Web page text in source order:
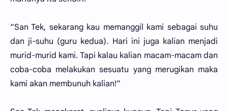
“San Tek, sekarang kau memanggil kami sebagai suhu
dan ji-suhu (guru kedua). Hari ini juga kalian menjadi
murid-murid kami. Tapi kalau kalian macam-macam dan
coba-coba melakukan sesuatu yang merugikan maka
kami akan membunuh kalian!”